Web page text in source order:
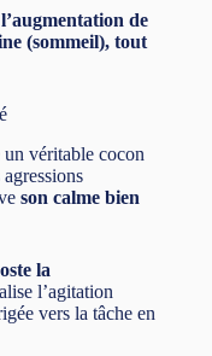
de
(sommeil), tout
véritable cocon
son calme bien
la
l’agitation
vers la tâche en